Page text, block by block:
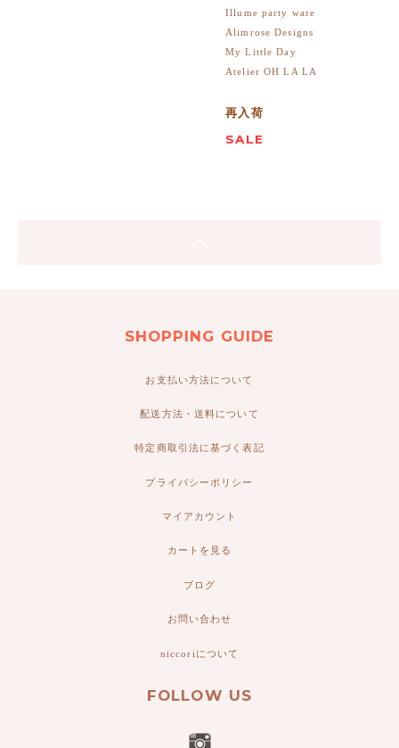
Illume party ware
Alimrose Designs
My Little Day
Atelier OH LA LA
再入荷
SALE
SHOPPING GUIDE
お支払い方法について
配送方法・送料について
特定商取引法に基づく表記
プライバシーポリシー
マイアカウント
カートを見る
ブログ
お問い合わせ
niccoriについて
FOLLOW US